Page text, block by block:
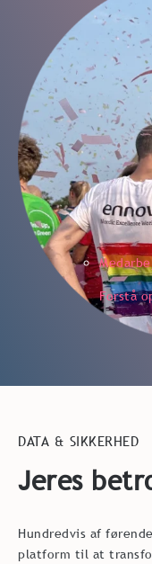
Forstå
DATA & SIKKERHED
Jeres
Hundredvis af
platform til at